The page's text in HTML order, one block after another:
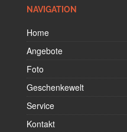
NAVIGATION
Home
Angebote
Foto
Geschenkewelt
Service
Kontakt